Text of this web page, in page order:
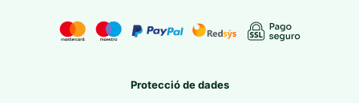
Protecció de dades